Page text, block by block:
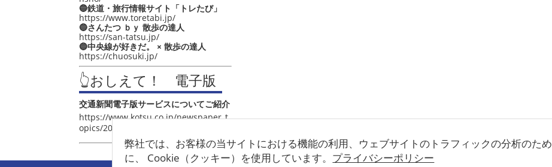
弊社では、お客様の当サイトにおける機能の利用、ウェブサイトのトラフィックの分析のため
に、 Cookie（クッキー）を使用しています。 プライバシーポリシー
🔵鉄道・旅行情報サイト「トレたび」
https://www.toretabi.jp/
🔵さんたつ ｂｙ 散歩の達人
https://san-tatsu.jp/
🔵中央線が好きだ。 × 散歩の達人
https://chuosuki.jp/
👆おしえて！ 電子版
交通新聞電子版サービスについてご紹介
https://www.kotsu.co.jp/newspaper_t
opics/2021/post_4048.html